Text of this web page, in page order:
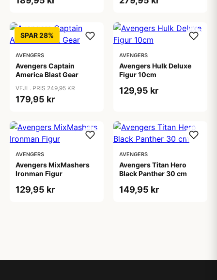
SPAR 28%
AVENGERS
Avengers Captain
America Blast Gear
VEJL. PRIS 249,95 KR
179,95 kr
AVENGERS
Avengers Hulk Deluxe
Figur 10cm
129,95 kr
AVENGERS
Avengers MixMashers
Ironman Figur
129,95 kr
AVENGERS
Avengers Titan Hero
Black Panther 30 cm
149,95 kr